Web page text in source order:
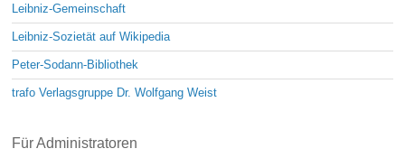
Leibniz-Gemeinschaft
Leibniz-Sozietät auf Wikipedia
Peter-Sodann-Bibliothek
trafo Verlagsgruppe Dr. Wolfgang Weist
Für Administratoren